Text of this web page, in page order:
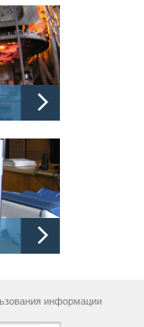
информации